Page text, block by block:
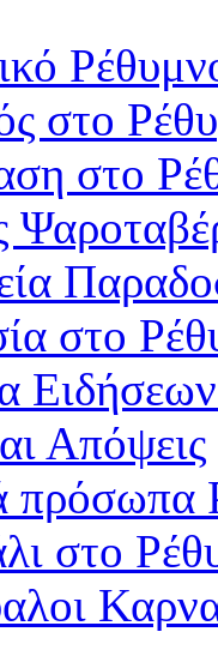
στο
στο
στο
Απόψεις
πρόσωπα
στο